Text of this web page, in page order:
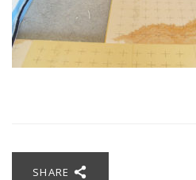
SHARE